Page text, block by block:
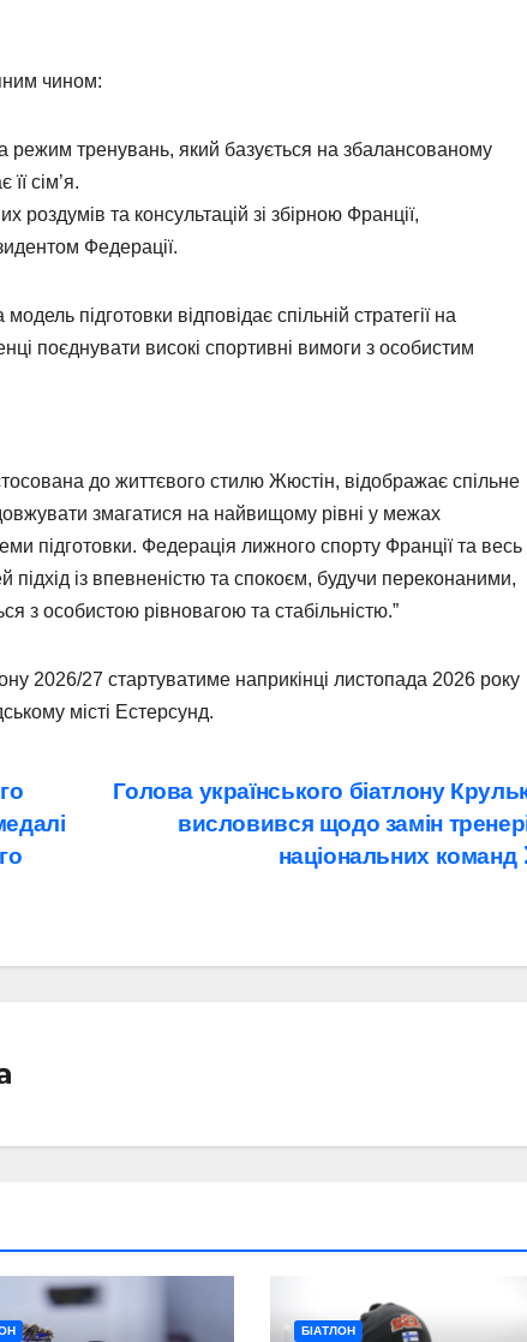
чином:
режим тренувань, який базується на збалансованому
сім’я.
та консультацій зі збірною Франції,
Федерації.
підготовки відповідає спільній стратегії на
поєднувати високі спортивні вимоги з особистим
до життєвого стилю Жюстін, відображає спільне
змагатися на найвищому рівні у межах
підготовки. Федерація лижного спорту Франції та весь
підхід із впевненістю та спокоєм, будучи переконаними,
з особистою рівновагою та стабільністю.”
2026/27 стартуватиме наприкінці листопада 2026 року
місті Естерсунд.
Голова українського біатлону
висловився щодо замін
національних команд
БІАТЛОН